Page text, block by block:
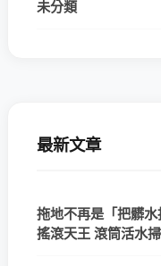
未分類
最新文章
拖地不再是「把髒
搖滾天王 滾筒活水